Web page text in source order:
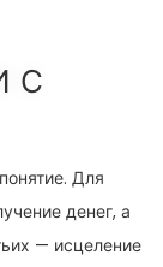
С
Для
денег, а
— исцеление